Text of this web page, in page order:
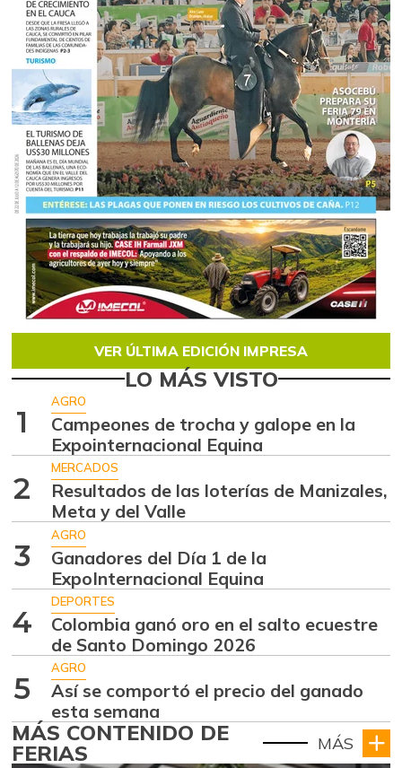
VER ÚLTIMA EDICIÓN IMPRESA
LO MÁS VISTO
1
AGRO
Campeones de trocha y galope en la
Expointernacional Equina
2
MERCADOS
Resultados de las loterías de Manizales,
Meta y del Valle
3
AGRO
Ganadores del Día 1 de la
ExpoInternacional Equina
4
DEPORTES
Colombia ganó oro en el salto ecuestre
de Santo Domingo 2026
5
AGRO
Así se comportó el precio del ganado
esta semana
MÁS CONTENIDO DE
FERIAS MÁS